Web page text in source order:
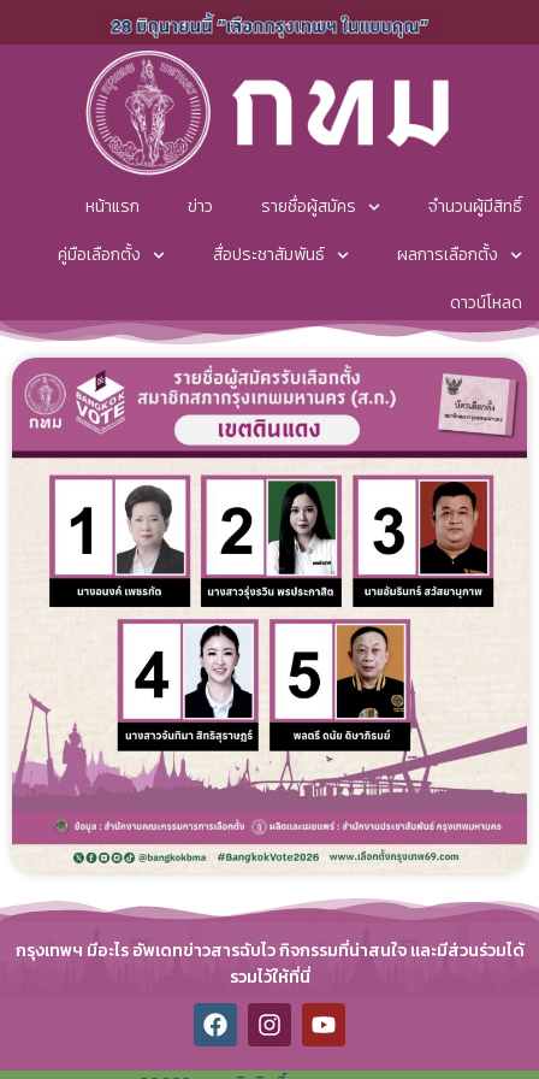
หน้าแรก ข่าว รายชื่อผู้สมัคร
จำนวนผู้มีสิทธิ์
คู่มือเลือกตั้ง
สื่อประชาสัมพันธ์
ผลการเลือกตั้ง
ดาวน์โหลด
กรุงเทพฯ มีอะไร อัพเดทข่าวสารฉับไว กิจกรรมที่น่าสนใจ และมีส่วนร่วมได้
รวมไว้ให้ที่นี่